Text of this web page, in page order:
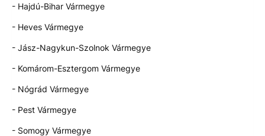
- Hajdú-Bihar Vármegye
- Heves Vármegye
- Jász-Nagykun-Szolnok Vármegye
- Komárom-Esztergom Vármegye
- Nógrád Vármegye
- Pest Vármegye
- Somogy Vármegye